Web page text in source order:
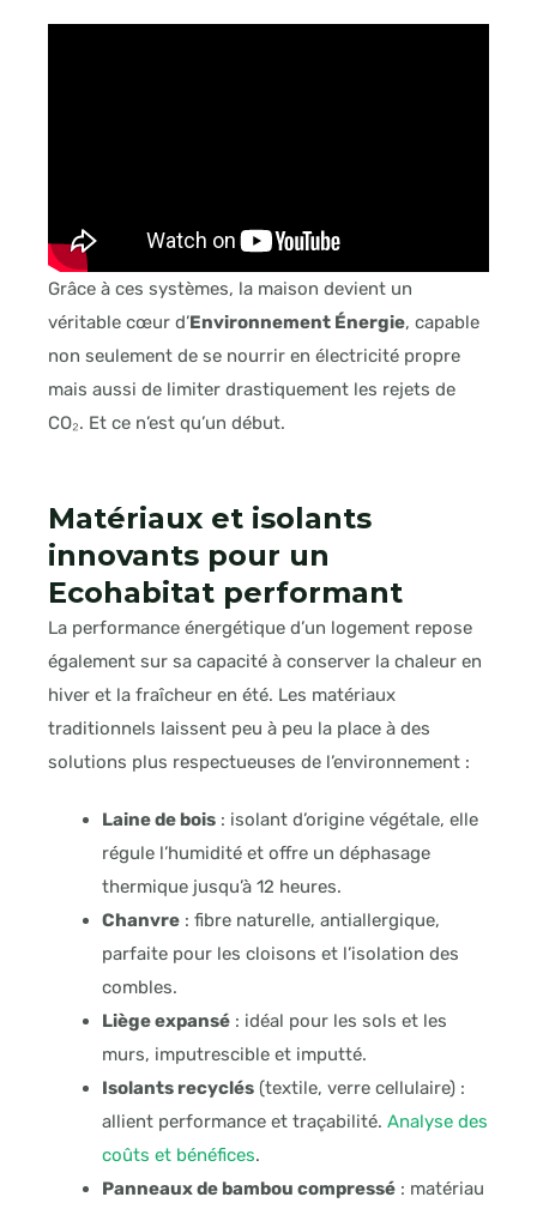
Grâce à ces systèmes, la maison devient un
véritable cœur d’Environnement Énergie, capable
non seulement de se nourrir en électricité propre
mais aussi de limiter drastiquement les rejets de
CO₂. Et ce n’est qu’un début.
Matériaux et isolants
innovants pour un
Ecohabitat performant
La performance énergétique d’un logement repose
également sur sa capacité à conserver la chaleur en
hiver et la fraîcheur en été. Les matériaux
traditionnels laissent peu à peu la place à des
solutions plus respectueuses de l’environnement :
Laine de bois : isolant d’origine végétale, elle
régule l’humidité et offre un déphasage
thermique jusqu’à 12 heures.
Chanvre : fibre naturelle, antiallergique,
parfaite pour les cloisons et l’isolation des
combles.
Liège expansé : idéal pour les sols et les
murs, imputrescible et imputté.
Isolants recyclés (textile, verre cellulaire) :
allient performance et traçabilité. Analyse des
coûts et bénéfices.
Panneaux de bambou compressé : matériau